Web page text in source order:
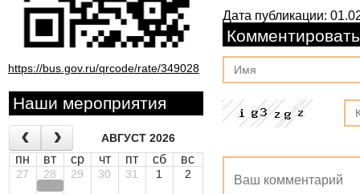
https://bus.gov.ru/qrcode/rate/349028
Наши мероприятия
АВГУСТ 2026
пн вт ср чт пт сб вс
27 28 29 30 31 1 2
Дата публикации:
Комментировать